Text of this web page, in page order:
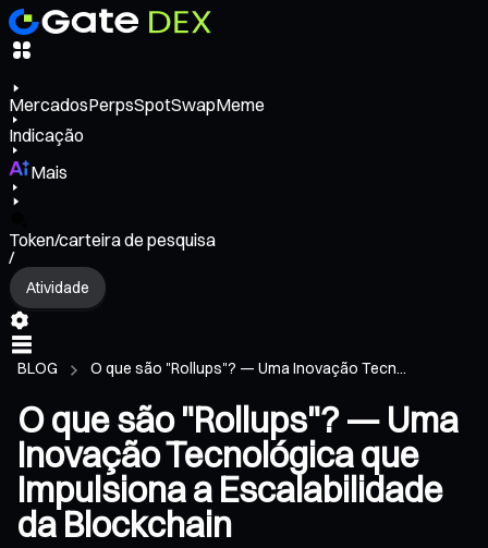
MercadosPerpsSpotSwapMeme
Indicação
Mais
Token/carteira de pesquisa
/
Atividade
BLOG O que são "Rollups"? — Uma Inovação Tecn...
O que são "Rollups"? — Uma
Inovação Tecnológica que
Impulsiona a Escalabilidade
da Blockchain